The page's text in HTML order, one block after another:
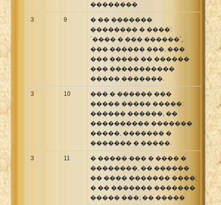
��������
3 9
� �� �������
�������� � ����:
`���� � ��� ������`,
��� ������ ���, ���
��� ����� �� ������
��� �����������
����� �������.
3 10
��� � ������ ���
����� ����� �����:
������ ������, ��
���������� �������
�����, ������� �
������� � �����.
3 11
� ����� ��� � ���� �
��������, �� ������
�� ���� ������� ����;
� �� ������� �������
����� ���; �� �����